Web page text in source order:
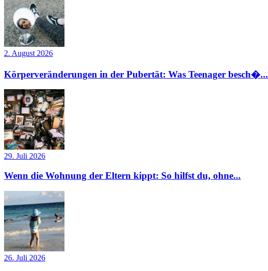
2. August 2026
Körperveränderungen in der Pubertät: Was Teenager besch�...
29. Juli 2026
Wenn die Wohnung der Eltern kippt: So hilfst du, ohne...
26. Juli 2026